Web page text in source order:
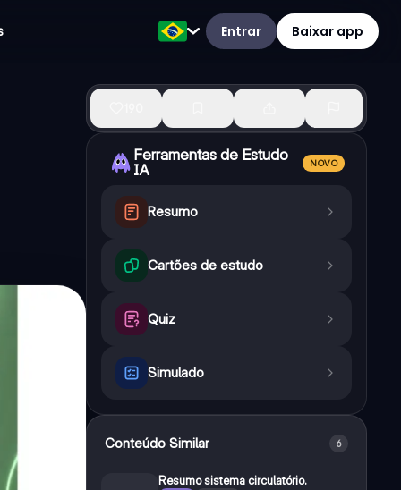
Entrar Baixar app
Ferramentas de Estudo
IA
NOVO
Resumo
Cartões de estudo
Quiz
Simulado
Conteúdo Similar 6
Resumo sistema circulatório.